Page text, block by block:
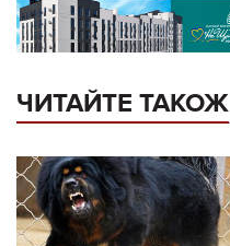
ЧИТАЙТЕ ТАКОЖ